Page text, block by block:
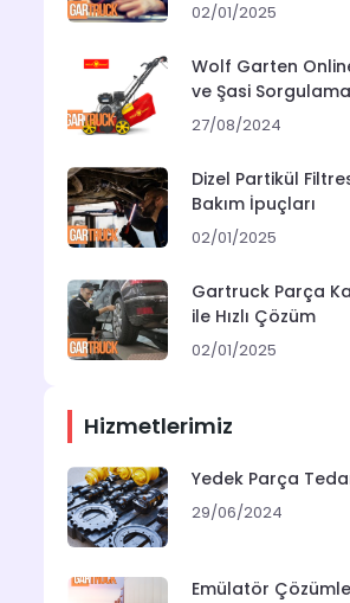
02/01/2025
Wolf Garten
ve Şasi
27/08/2024
Dizel Partikül
Bakım İpuçları
02/01/2025
Gartruck Parça
ile Hızlı Çözüm
02/01/2025
Hizmetlerimiz
Yedek Parça
29/06/2024
Emülatör